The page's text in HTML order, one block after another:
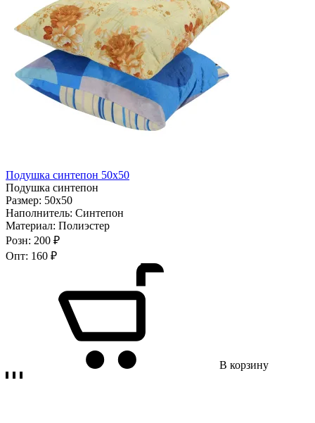
Подушка синтепон 50х50
Подушка синтепон
Размер: 50х50
Наполнитель: Синтепон
Материал: Полиэстер
Розн: 200 ₽
Опт: 160 ₽
В корзину